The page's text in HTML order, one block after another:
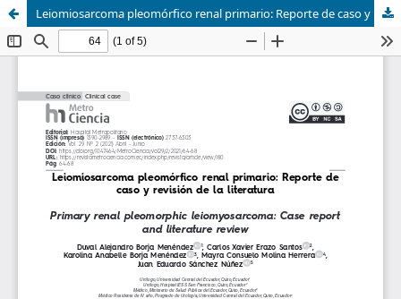
Leiomiosarcoma pleomórfico renal primario: Reporte de caso y revisión de la literatura